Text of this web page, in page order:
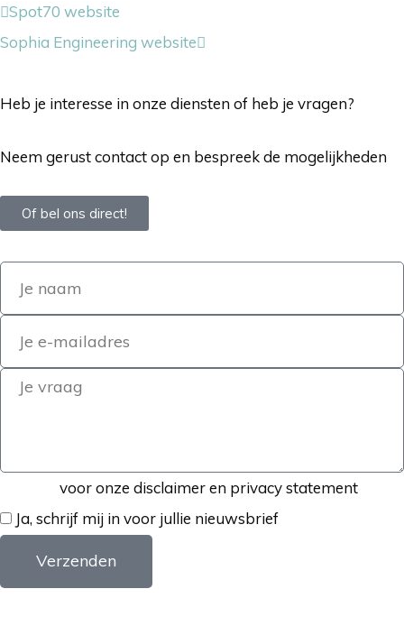
Spot70 website
Sophia Engineering website
Heb je interesse in onze diensten of heb je vragen?
Neem gerust contact op en bespreek de mogelijkheden
Of bel ons direct!
voor onze disclaimer en privacy statement
Ja, schrijf mij in voor jullie nieuwsbrief
Verzenden